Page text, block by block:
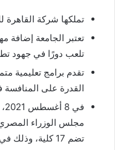
تملكها شركة القاهرة
تعتبر الجامعة
تلعب دورًا في جهود
تقدم برامج تعليمية
القدرة على المنافسة
مجلس الوزراء
تضم 17 كلية، وذلك في مدينة ناصر التابعة لمحافظة أسيوط.